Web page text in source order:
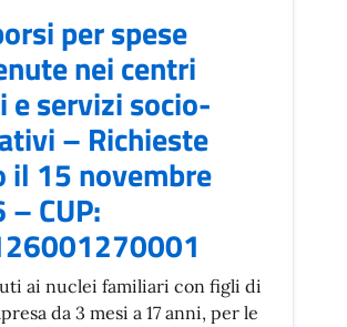
per spese
nei centri
e servizi socio-
– Richieste
il 15 novembre
CUP:
ai nuclei familiari con figli di
da 3 mesi a 17 anni, per le